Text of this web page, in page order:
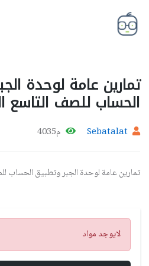
تمارين عامة لوحدة
الحساب للصف التاسع
Sebatalat م4035
تمارين عامة لوحدة الجبر وتطبيق الحساب
تنبيه
لايوجد مواد